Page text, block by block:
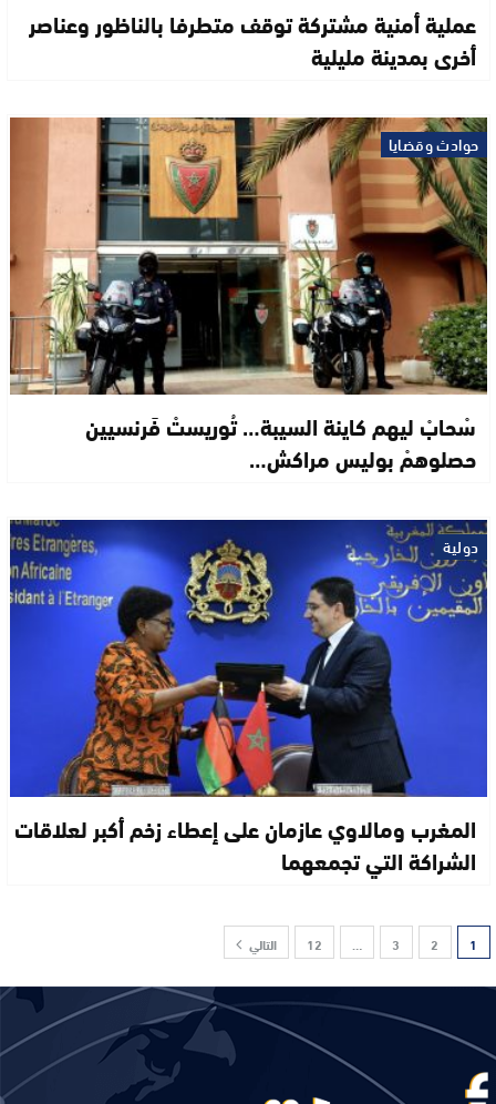
عملية أمنية مشتركة توقف متطرفا بالناظور وعناصر
أخرى بمدينة مليلية
حوادث وقضايا
سْحابْ ليهم كاينة السيبة… تُوريستْ فَرنسيين
حصلوهمْ بوليس مراكش…
دولية
المغرب ومالاوي عازمان على إعطاء زخم أكبر لعلاقات
الشراكة التي تجمعهما
1
2
3
…
12 التالي